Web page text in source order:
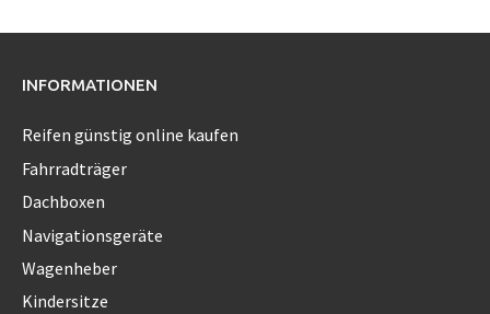
INFORMATIONEN
Reifen günstig online kaufen
Fahrradträger
Dachboxen
Navigationsgeräte
Wagenheber
Kindersitze